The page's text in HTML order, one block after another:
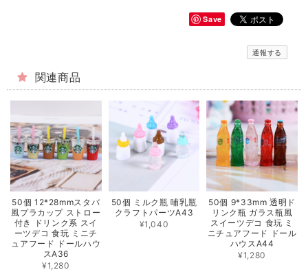
Save
通報する
関連商品
50個 12*28mmスタバ
風プラカップ ストロー
付き ドリンク系 スイ
ーツデコ 食玩 ミニチ
ュアフード ドールハウ
スA36
¥1,280
50個 ミルク瓶 哺乳瓶
クラフトパーツA43
¥1,040
50個 9*33mm 透明ド
リンク瓶 ガラス瓶風
スイーツデコ 食玩 ミ
ニチュアフード ドール
ハウスA44
¥1,280